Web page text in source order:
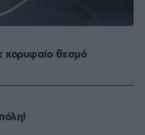
κορυφαίο θεσμό